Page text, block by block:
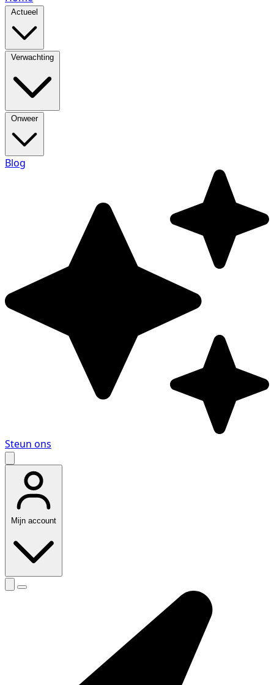
Actueel
Verwachting
Onweer
Blog
Steun ons
Mijn account